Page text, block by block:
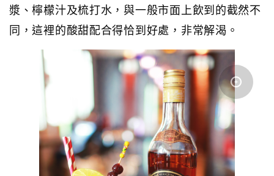
漿、檸檬汁及梳打水，與一般市面上飲到的截然不
同，這裡的酸甜配合得恰到好處，非常解渴。